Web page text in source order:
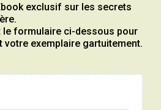
exclusif sur les secrets
le formulaire ci-dessous pour
votre exemplaire gartuitement.